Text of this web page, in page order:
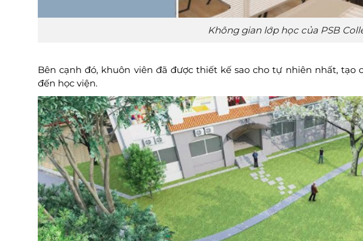
Không gian lớp học của PSB
Bên cạnh đó, khuôn viên đã được thiết kế sao cho tự nhiên nhất,
đến học viện.